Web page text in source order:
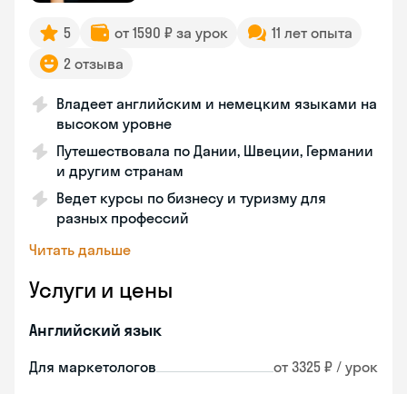
5 от 1590 ₽ за урок
11 лет опыта
2 отзыва
Владеет английским и немецким языками на
высоком уровне
Путешествовала по Дании, Швеции, Германии
и другим странам
Ведет курсы по бизнесу и туризму для
разных профессий
Читать дальше
Услуги и цены
Английский язык
Для маркетологов от 3325 ₽ / урок